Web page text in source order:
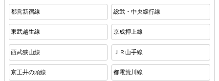
都営新宿線 総武・中央緩行線
東武越生線 京成押上線
西武狭山線 ＪＲ山手線
京王井の頭線 都電荒川線